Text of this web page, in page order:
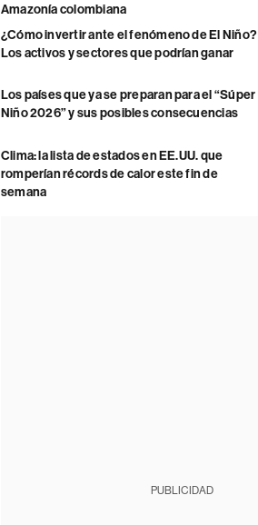
Amazonía colombiana
¿Cómo invertir ante el fenómeno de El Niño?
Los activos y sectores que podrían ganar
Los países que ya se preparan para el “Súper
Niño 2026” y sus posibles consecuencias
Clima: la lista de estados en EE.UU. que
romperían récords de calor este fin de
semana
PUBLICIDAD